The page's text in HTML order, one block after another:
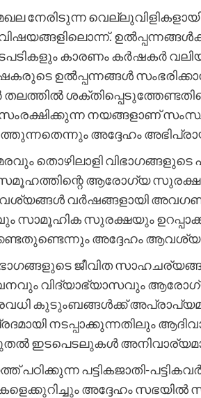
നേരിടുന്ന
കാരണം കർഷകർ
ഉൽപ്പന്നങ്ങൾ
തലത്തിൽ
നയങ്ങളാണ്
അദ്ദേഹം
തൊഴിലാളി
സമൂഹത്തിന്റെ ആരോഗ്യ
വർഷങ്ങളായി
സാമൂഹിക സുരക്ഷയും
അദ്ദേഹം
വിഭാഗങ്ങളുടെ ജീവിത
വിദ്യാഭ്യാസവും
കുടുംബങ്ങൾക്ക്
നടപ്പാക്കുന്നതിലും
ഇടപെടലുകൾ
പഠിക്കുന്ന പട്ടികജാതി-
അദ്ദേഹം